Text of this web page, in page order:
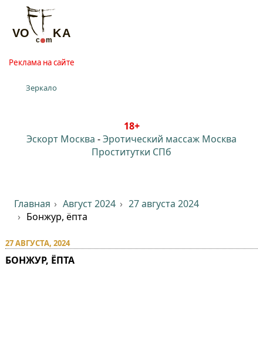
Реклама на сайте
Зеркало
18+
Эскорт Москва -Эротический массаж Москва
Проститутки СПб
Главная Август 2024
27 августа 2024
Бонжур, ёпта
27 АВГУСТА, 2024
БОНЖУР, ЁПТА